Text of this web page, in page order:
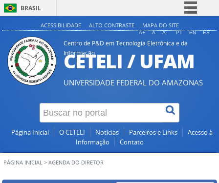
BRASIL
Simplifique!
Comunica BR
Participe
Acesso à informação
Legislação
Canais
ACESSIBILIDADE ALTO CONTRASTE MAPA DO SITE
A+ A A- PT EN ES
Centro de P&D em Tecnologia Eletrônica e da
Informação
CETELI / UFAM
UNIVERSIDADE FEDERAL DO AMAZONAS
Página Inicial O CETELI Notícias Parceiros e Links
Acesso à
Informação
Contato
PÁGINA INICIAL > AGENDA DO DIRETOR